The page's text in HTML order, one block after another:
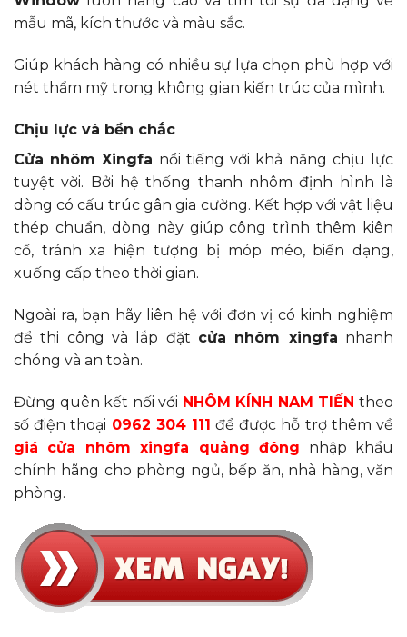
mẫu mã, kích thước và màu sắc.
Giúp khách hàng có nhiều sự lựa chọn phù hợp với
nét thẩm mỹ trong không gian kiến trúc của mình.
Chịu lực và bền chắc
Cửa nhôm Xingfa nổi tiếng với khả năng chịu lực
tuyệt vời. Bởi hệ thống thanh nhôm định hình là
dòng có cấu trúc gân gia cường. Kết hợp với vật liệu
thép chuẩn, dòng này giúp công trình thêm kiên
cố, tránh xa hiện tượng bị móp méo, biến dạng,
xuống cấp theo thời gian.
Ngoài ra, bạn hãy liên hệ với đơn vị có kinh nghiệm
để thi công và lắp đặt cửa nhôm xingfa nhanh
chóng và an toàn.
Đừng quên kết nối với NHÔM KÍNH NAM TIẾN theo
số điện thoại 0962 304 111 để được hỗ trợ thêm về
giá cửa nhôm xingfa quảng đông nhập khẩu
chính hãng cho phòng ngủ, bếp ăn, nhà hàng, văn
phòng.